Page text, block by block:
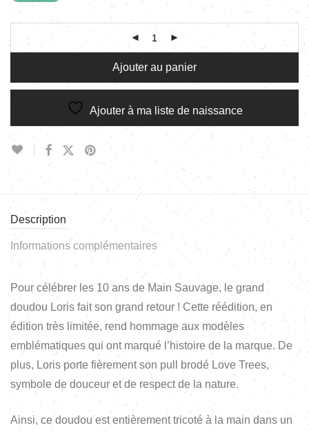
Ajouter au panier
Ajouter à ma liste de naissance
Description
Informations complémentaires
Pour célébrer les 10 ans de Main Sauvage, le grand
doudou Loris fait son grand retour ! Cette réédition, en
édition très limitée, rend hommage aux modèles
emblématiques qui ont marqué l’histoire de la marque. De
plus, Loris porte fièrement son pull brodé Love Trees,
symbole de douceur et de respect de la nature.
Ainsi, ce doudou est entièrement tricoté à la main dans un